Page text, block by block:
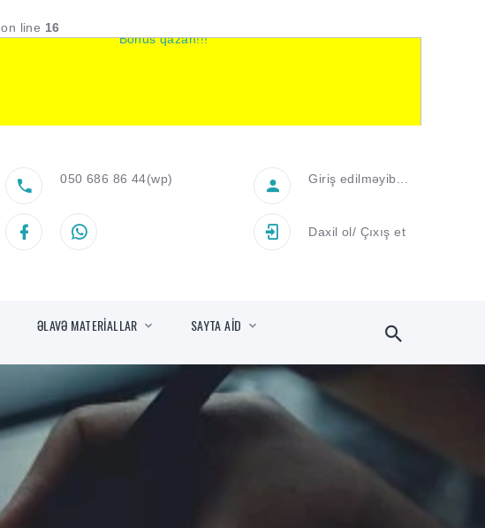
on line 16
050 686 86 44(wp) Giriş edilməyib...
Daxil ol/ Çıxış et
ƏLAVƏ MATERİALLAR SAYTA AİD